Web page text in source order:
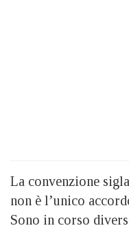
La convenzione
non è l’unico
Sono in corso